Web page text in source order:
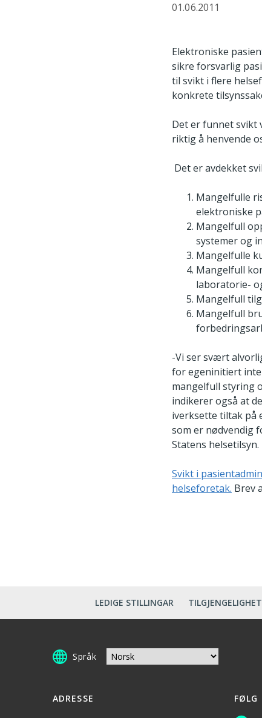
01.06.2011
Elektroniske
sikre forsvarlig
til svikt i flere
konkrete
Det er funnet svikt
riktig å henvende
Det er avdekket
Mangelfulle
elektroniske
Mangelfull
systemer og
Mangelfulle
Mangelfull
laboratorie-
Mangelfull
Mangelfull
-Vi ser svært
for egeninitiert
mangelfull styring
indikerer også at
iverksette tiltak på
som er nødvendig
Statens helsetilsyn.
Svikt i
helseforetak. Brev
LEDIGE STILLINGAR
Språk
ADRESSE FØLG